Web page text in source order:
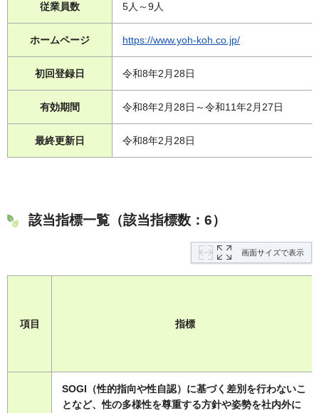
従業員数 5人～9人
ホームページ https://www.yoh-koh.co.jp/
初回登録日 令和8年2月28日
有効期間 令和8年2月28日～令和11年2月27日
最終更新日 令和8年2月28日
該当指標一覧（該当指標数：6）
画面サイズで表示
項目 指標
SOGI（性的指向や性自認）に基づく差別を行わないこ
となど、性の多様性を尊重する方針や姿勢を社内外に